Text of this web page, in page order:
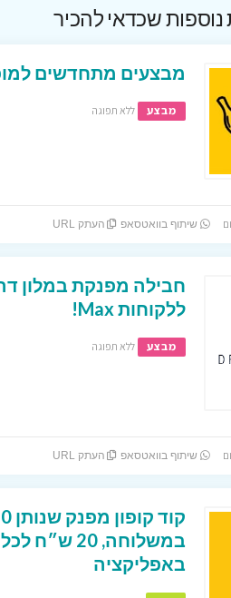
נוספות שכדאי להכיר
מבצעים מתחדשים
מבצע ללא תפוגה
שיתוף בוואטסאפ העתק URL
חבילה מפנקת במלון
ללקוחות Max!
מבצע ללא תפוגה
שיתוף בוואטסאפ העתק URL
במשלוחה,
באפליקציה